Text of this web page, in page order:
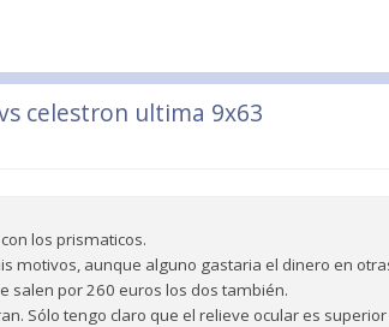
celestron ultima 9x63
los prismaticos.
motivos, aunque alguno gastaria el dinero en
salen por 260 euros los dos también.
Sólo tengo claro que el relieve ocular es